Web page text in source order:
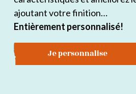
ajoutant votre finition…
Entièrement personnalisé!
Je personnalise